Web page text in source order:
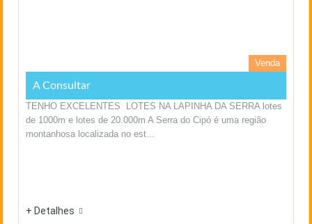
Venda
A Consultar
TENHO EXCELENTES LOTES NA LAPINHA DA SERRA lotes
de 1000m e lotes de 20.000m A Serra do Cipó é uma região
montanhosa localizada no est...
+ Detalhes